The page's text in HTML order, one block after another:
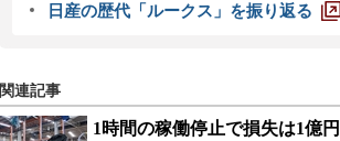
日産の歴代「ルークス」を振り返る
関連記事
1時間の稼働停止で損失は1億